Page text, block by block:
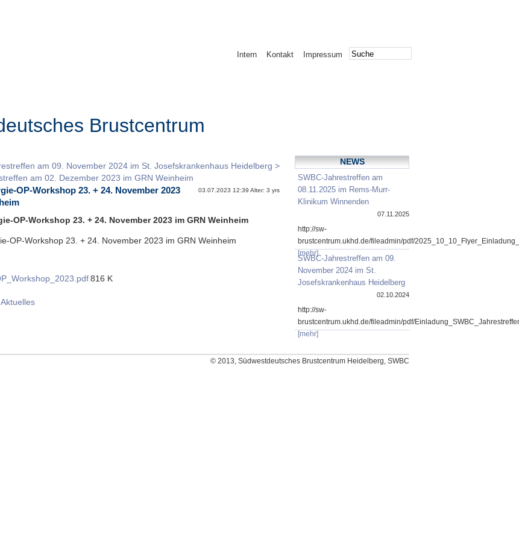
Intern Kontakt Impressum
Brustcentrum
am 09. November 2024 im St. Josefskrankenhaus Heidelberg >
am 02. Dezember 2023 im GRN Weinheim
03.07.2023 12:39 Alter: 3 yrs
OP-Workshop 23. + 24. November 2023
OP-Workshop 23. + 24. November 2023 im GRN Weinheim
OP-Workshop 23. + 24. November 2023 im GRN Weinheim
816 K
NEWS
SWBC-Jahrestreffen am
08.11.2025 im Rems-Murr-
Klinikum Winnenden
07.11.2025
http://sw-
brustcentrum.ukhd.de/fileadmin/pdf/
[mehr]
SWBC-Jahrestreffen am 09.
November 2024 im St.
Josefskrankenhaus Heidelberg
02.10.2024
http://sw-
brustcentrum.ukhd.de/fileadmin/pdf/
[mehr]
© 2013, Südwestdeutsches Brustcentrum Heidelberg, SWBC